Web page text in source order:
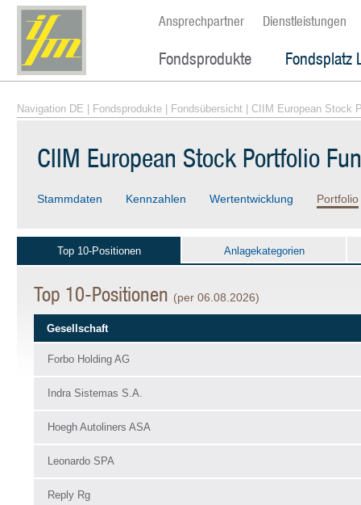
Ansprechpartner Dienstleistungen
Fondsprodukte Fondsplatz
Navigation DE Fondsprodukte Fondsübersicht | CIIM European Stock
CIIM European Stock Portfolio
Stammdaten Kennzahlen Wertentwicklung Portfolio
Top 10-Positionen Anlagekategorien
Top 10-Positionen (per 06.08.2026)
Gesellschaft
Forbo Holding AG
Indra Sistemas S.A.
Hoegh Autoliners ASA
Leonardo SPA
Reply Rg